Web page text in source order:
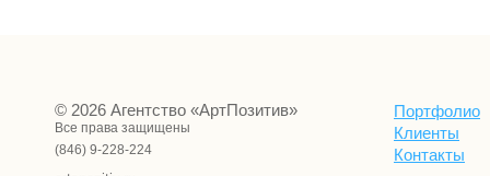
© 2026 Агентство «АртПозитив»
Все права защищены
(846) 9-228-224
Портфолио
Клиенты
Контакты